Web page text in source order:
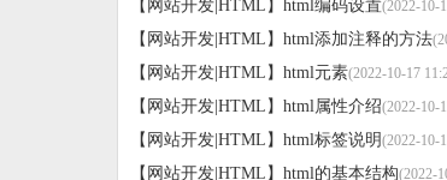
【网站开发|HTML】 html编码设置(2022-10-
【网站开发|HTML】 html添加注释的方法
【网站开发|HTML】 html元素(2022-10-17
【网站开发|HTML】 html属性介绍(2022-10-
【网站开发|HTML】 html标签说明(2022-10-
【网站开发|HTML】 html的基本结构(2022-